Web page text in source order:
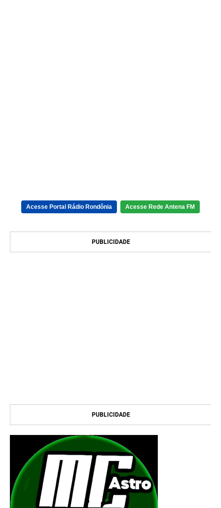
Acesse Portal Rádio Rondônia Acesse Rede Antena FM
PUBLICIDADE
PUBLICIDADE